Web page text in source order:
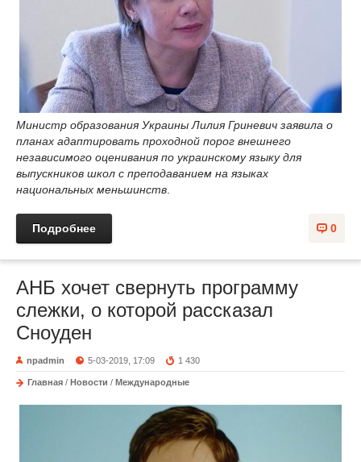
Министр образования Украины Лилия Гриневич заявила о
планах адаптировать проходной порог внешнего
независимого оценивания по украинскому языку для
выпускников школ с преподаванием на языках
национальных меньшинств
0
Подробнее
АНБ хочет свернуть программу
слежки, о которой рассказал
Сноуден
npadmin 5-03-2019, 17:09 1 430
Главная / Новости / Международные